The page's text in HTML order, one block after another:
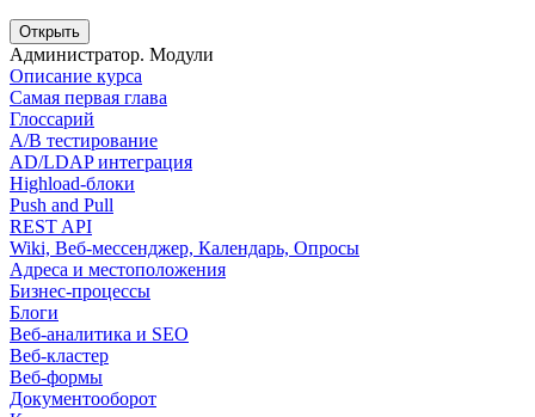
Открыть
Администратор. Модули
Описание курса
Самая первая глава
Глоссарий
A/B тестирование
AD/LDAP интеграция
Highload-блоки
Push and Pull
REST API
Wiki, Веб-мессенджер, Календарь, Опросы
Адреса и местоположения
Бизнес-процессы
Блоги
Веб-аналитика и SEO
Веб-кластер
Веб-формы
Документооборот